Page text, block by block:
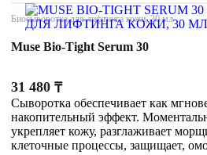
Биосыворотка для лифтинга кожи, 30 мл
Muse Bio-Tight Serum 30
31 480 ₸
Сыворотка обеспечивает как
накопительный эффект.
укрепляет кожу, разглаживает
клеточные процессы, защищает,